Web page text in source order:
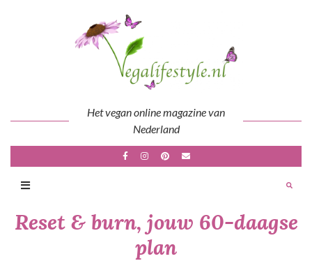
Het vegan online magazine van
Nederland
Reset & burn, jouw 60-daagse
plan